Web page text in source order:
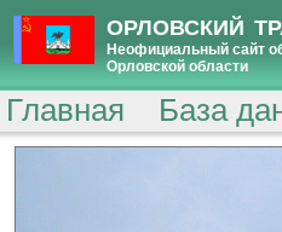
ОРЛОВСКИЙ
Неофициальный сайт
Орловской области
Главная База